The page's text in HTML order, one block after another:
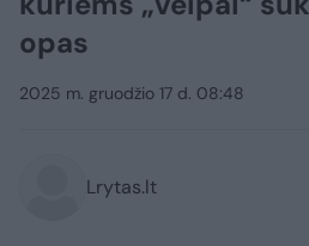
opas
2025 m. gruodžio 17 d. 08:48
Lrytas.lt